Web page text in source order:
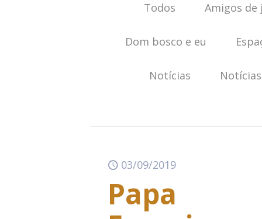
Todos Amigos de
Dom bosco e eu
Notícias
03/09/2019
Papa